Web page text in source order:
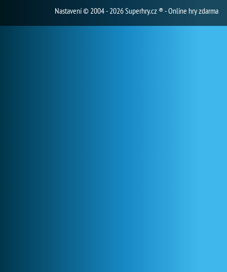
Nastavení© 2004 - 2026 Superhry.cz ® - Online hry zdarma